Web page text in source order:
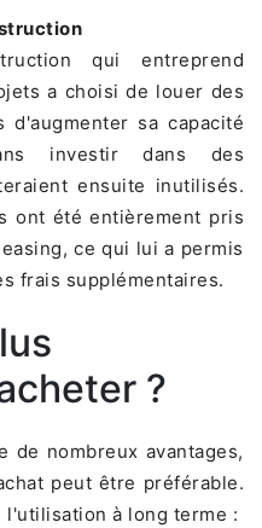
qui entreprend
a choisi de louer des
d'augmenter sa capacité
investir dans des
ensuite inutilisés.
ont été entièrement pris
ce qui lui a permis
frais supplémentaires.
?
de nombreux avantages,
peut être préférable.
l'utilisation à long terme :